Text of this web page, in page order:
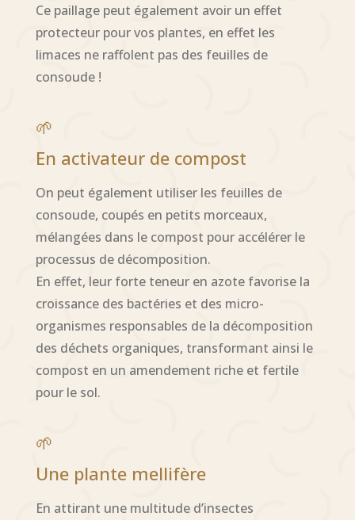
Ce paillage peut également avoir un effet
protecteur pour vos plantes, en effet les
limaces ne raffolent pas des feuilles de
consoude !
🌱
En activateur de compost
On peut également utiliser les feuilles de
consoude, coupés en petits morceaux,
mélangées dans le compost pour accélérer le
processus de décomposition.
En effet, leur forte teneur en azote favorise la
croissance des bactéries et des micro-
organismes responsables de la décomposition
des déchets organiques, transformant ainsi le
compost en un amendement riche et fertile
pour le sol.
🌱
Une plante mellifère
En attirant une multitude d’insectes